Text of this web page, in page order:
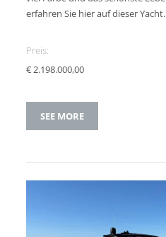
erfahren Sie hier auf dieser Yacht.
Preis:
€ 2.198.000,00
SEE MORE